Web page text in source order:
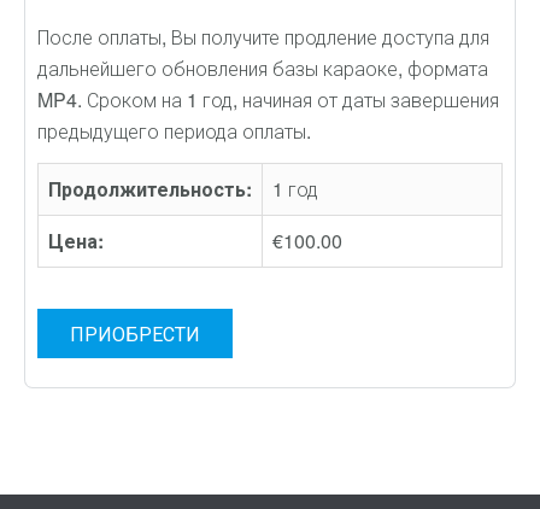
После оплаты, Вы получите продление доступа для
дальнейшего обновления базы караоке, формата
MP4. Сроком на 1 год, начиная от даты завершения
предыдущего периода оплаты.
Продолжительность:
1 год
Цена:
€100.00
ПРИОБРЕСТИ